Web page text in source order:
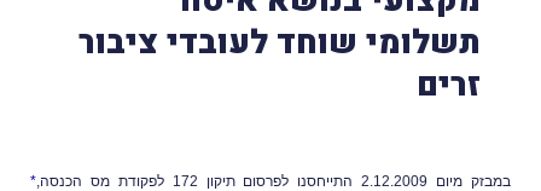
תשלומי שוחד לעובדי ציבור
זרים
במבזק מיום 2.12.2009 התייחסנו לפרסום תיקון 172 לפקודת מס הכנסה,
*